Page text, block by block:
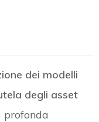
dei modelli
degli asset
profonda